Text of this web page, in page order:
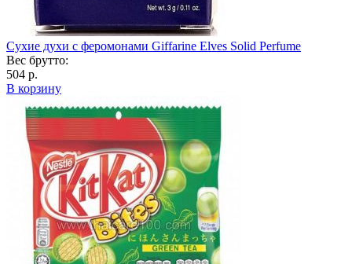
Сухие духи с феромонами Giffarine Elves Solid Perfume
Вес брутто:
504 р.
В корзину